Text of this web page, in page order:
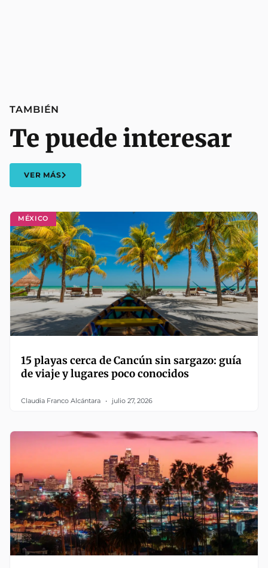
MÉXICO
15 playas cerca de Cancún sin sargazo: guía
de viaje y lugares poco conocidos
Claudia Franco Alcántara julio 27, 2026
TAMBIÉN
Te puede interesar
VER MÁS